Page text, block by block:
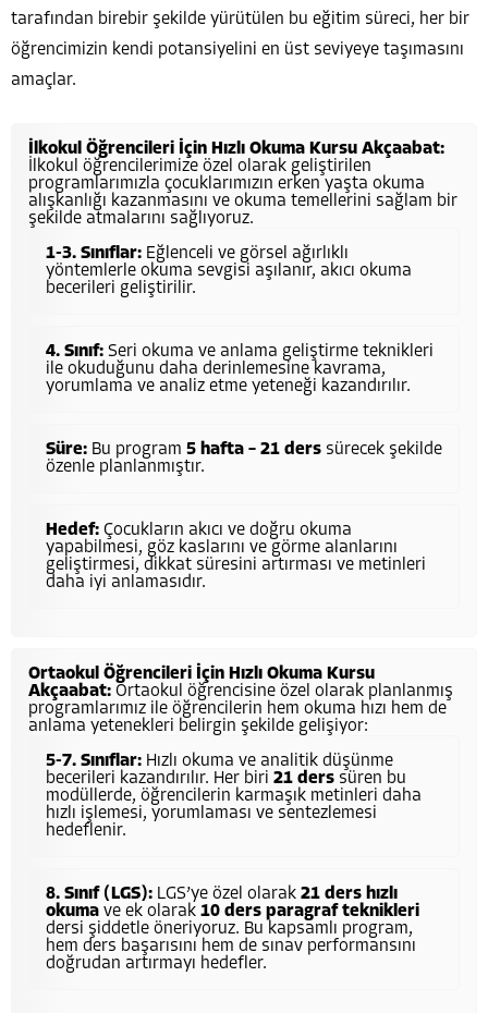
tarafından birebir şekilde yürütülen bu eğitim süreci, her bir
öğrencimizin kendi potansiyelini en üst seviyeye taşımasını
amaçlar.
İlkokul Öğrencileri İçin Hızlı Okuma Kursu Akçaabat:
İlkokul öğrencilerimize özel olarak geliştirilen
programlarımızla çocuklarımızın erken yaşta okuma
alışkanlığı kazanmasını ve okuma temellerini sağlam bir
şekilde atmalarını sağlıyoruz.
1-3. Sınıflar: Eğlenceli ve görsel ağırlıklı
yöntemlerle okuma sevgisi aşılanır, akıcı okuma
becerileri geliştirilir.
4. Sınıf: Seri okuma ve anlama geliştirme teknikleri
ile okuduğunu daha derinlemesine kavrama,
yorumlama ve analiz etme yeteneği kazandırılır.
Süre: Bu program 5 hafta – 21 ders sürecek şekilde
özenle planlanmıştır.
Hedef: Çocukların akıcı ve doğru okuma
yapabilmesi, göz kaslarını ve görme alanlarını
geliştirmesi, dikkat süresini artırması ve metinleri
daha iyi anlamasıdır.
Ortaokul Öğrencileri İçin Hızlı Okuma Kursu
Akçaabat: Ortaokul öğrencisine özel olarak planlanmış
programlarımız ile öğrencilerin hem okuma hızı hem de
anlama yetenekleri belirgin şekilde gelişiyor:
5-7. Sınıflar: Hızlı okuma ve analitik düşünme
becerileri kazandırılır. Her biri 21 ders süren bu
modüllerde, öğrencilerin karmaşık metinleri daha
hızlı işlemesi, yorumlaması ve sentezlemesi
hedeflenir.
8. Sınıf (LGS): LGS’ye özel olarak 21 ders hızlı
okuma ve ek olarak 10 ders paragraf teknikleri
dersi şiddetle öneriyoruz. Bu kapsamlı program,
hem ders başarısını hem de sınav performansını
doğrudan artırmayı hedefler.